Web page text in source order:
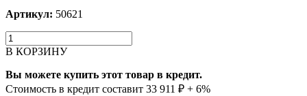
Артикул: 50621
В КОРЗИНУ
Вы можете купить этот товар в кредит.
Стоимость в кредит составит 33 911 ₽ + 6%